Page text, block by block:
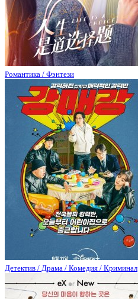
Романтика / Фэнтези
Детектив / Драма / Комедия / Криминал